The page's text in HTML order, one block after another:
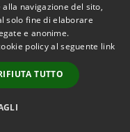
navigazione del sito,
solo fine di elaborare
e anonime.
policy al seguente link
TUTTO